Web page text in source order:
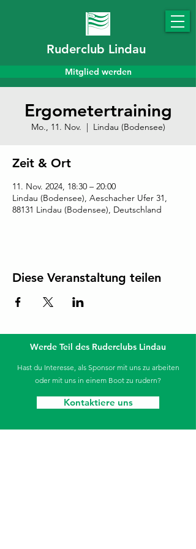
Ruderclub Lindau
Mitglied werden
Ergometertraining
Mo., 11. Nov.
  |
Lindau (Bodensee)
Zeit & Ort
11. Nov. 2024, 18:30 – 20:00
Lindau (Bodensee), Aeschacher Ufer 31,
88131 Lindau (Bodensee), Deutschland
Diese Veranstaltung teilen
Werde Teil des Ruderclubs Lindau
Hast du Interesse, als Sponsor mit uns zu arbeiten
oder mit uns in einem Boot zu rudern?
Kontaktiere uns